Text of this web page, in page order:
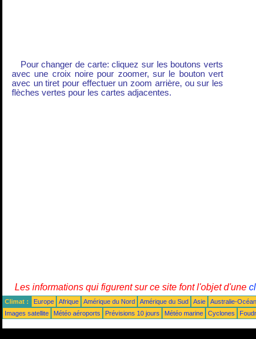
Pour changer de carte: cliquez sur les boutons verts
avec une croix noire pour zoomer, sur le bouton vert
avec un tiret pour effectuer un zoom arrière, ou sur les
flèches vertes pour les cartes adjacentes.
Les informations qui figurent sur ce site font l'objet d'une
Climat : Europe Afrique Amérique du Nord Amérique du Sud Asie Australie-
Images satellite
Météo aéroports Prévisions 10 jours Météo marine Cyclones